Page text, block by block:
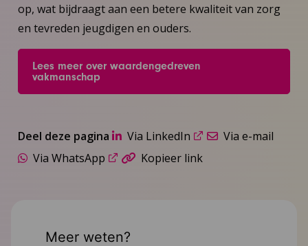
op, wat bijdraagt aan een betere kwaliteit van zorg
en tevreden jeugdigen en ouders.
Lees meer over waardengedreven
vakmanschap
Deel deze pagina Via LinkedIn
Via e-mail
Via WhatsApp
Kopieer link
Meer weten?